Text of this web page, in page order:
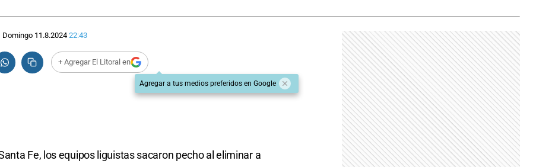
Domingo 11.8.2024 22:43
+ Agregar El Litoral en
Agregar a tus medios preferidos en Google
Fe, los equipos liguistas sacaron pecho al eliminar a